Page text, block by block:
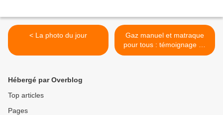
< La photo du jour
Gaz manuel et matraque
pour tous : témoignage de
Lyon >
Hébergé par Overblog
Top articles
Pages